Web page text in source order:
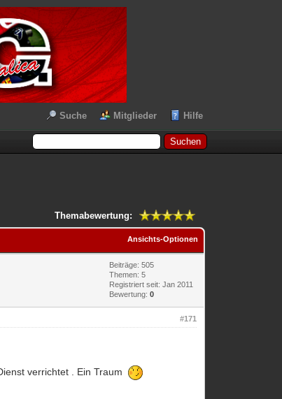
Suche Mitglieder Hilfe
Themabewertung:
Ansichts-Optionen
Beiträge: 505
Themen: 5
Registriert seit: Jan 2011
Bewertung:0
#171
verrichtet . Ein Traum